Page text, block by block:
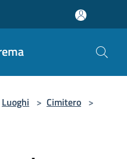
Luoghi > Cimitero >